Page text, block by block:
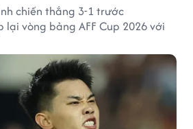
chiến thắng 3-1 trước
vòng bảng AFF Cup 2026 với